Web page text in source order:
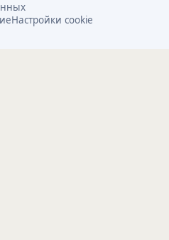
Настройки cookie